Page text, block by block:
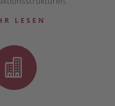
LESEN
